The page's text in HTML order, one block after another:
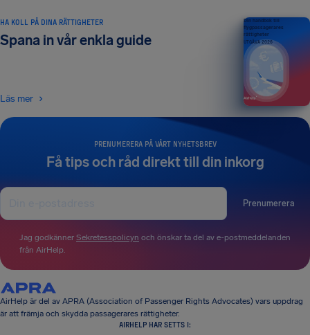
PRENUMERERA PÅ VÅRT NYHETSBREV
Få tips och råd direkt till din inkorg
Prenumerera
Jag godkänner Sekretesspolicyn och önskar ta del av e-postmeddelanden
från AirHelp.
HA KOLL PÅ DINA RÄTTIGHETER
Spana in vår enkla guide
Läs mer
Din handbok till
flygpassagerares
rättigheter
UTGÅVA 2026
AirHelp är del av APRA (Association of Passenger Rights Advocates) vars uppdrag
är att främja och skydda passagerares rättigheter.
AIRHELP HAR SETTS I: